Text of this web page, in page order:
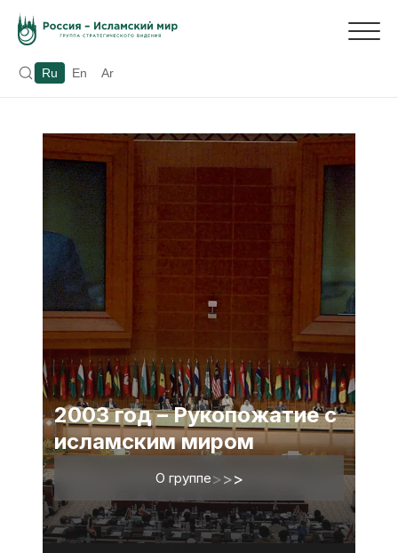
Ru En Ar
2003 год – Рукопожатие с
исламским миром
О группе>>>